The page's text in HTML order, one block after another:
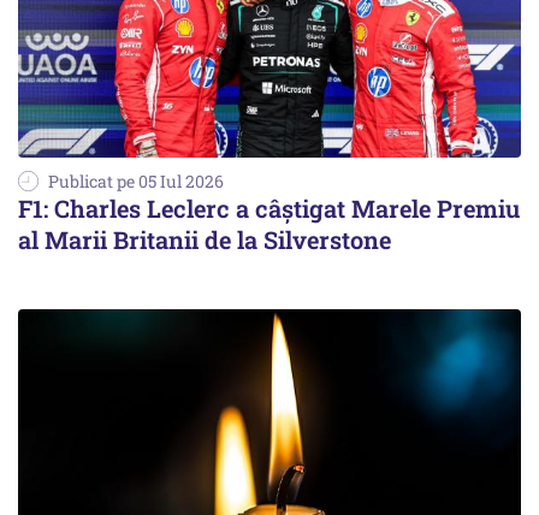
Publicat pe 05 Iul 2026
F1: Charles Leclerc a câștigat Marele Premiu
al Marii Britanii de la Silverstone